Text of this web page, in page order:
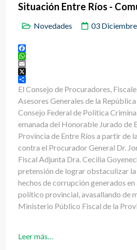
Situación Entre Ríos -
Novedades 03
Facebook
WhatsApp
Email
X
Share
El Consejo de Procuradores,
Asesores Generales de la
Consejo Federal de Política
emanada del Honorable Jurado de
Provincia de Entre Ríos a partir de
contra el Procurador General Dr.
Fiscal Adjunta Dra. Cecilia
pretensión de lograr obstaculizar
hechos de corrupción generados
político provincial, avasallando de
Ministerio Público Fiscal de la
Leer más…